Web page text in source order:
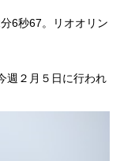
6秒67。リオオリン
週２月５日に行われ